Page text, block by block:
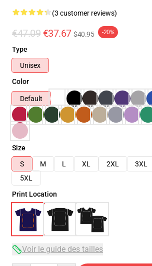
(3 customer reviews)
€47.09 €37.67 $40.95 -20%
Type
Unisex
Color
Default
Size
S
M L XL 2XL 3XL
5XL
Print Location
Voir le guide des tailles